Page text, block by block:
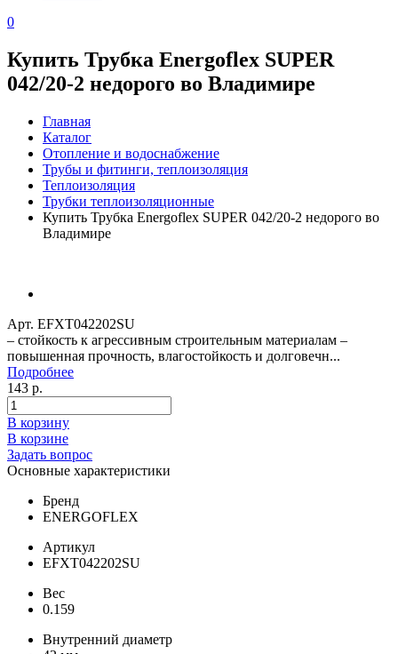
0
Купить Трубка Energoflex SUPER
042/20-2 недорого во Владимире
Главная
Каталог
Отопление и водоснабжение
Трубы и фитинги, теплоизоляция
Теплоизоляция
Трубки теплоизоляционные
Купить Трубка Energoflex SUPER 042/20-2 недорого во
Владимире
Арт. EFXT042202SU
– стойкость к агрессивным строительным материалам –
повышенная прочность, влагостойкость и долговечн...
Подробнее
143 р.
В корзину
В корзине
Задать вопрос
Основные характеристики
Бренд
ENERGOFLEX
Артикул
EFXT042202SU
Вес
0.159
Внутренний диаметр